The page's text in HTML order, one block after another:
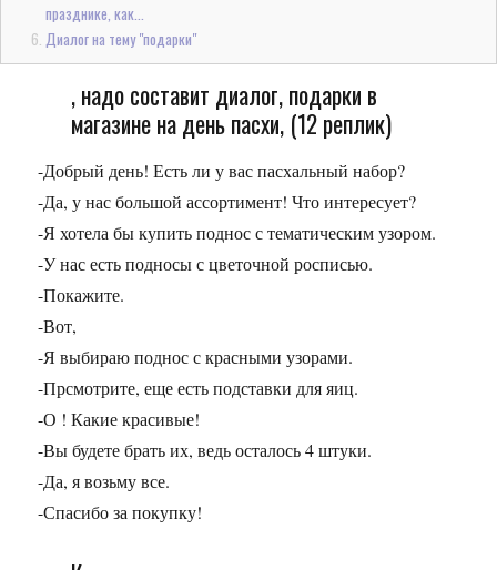
празднике, как...
Диалог на тему "подарки"
, надо составит диалог, подарки в
магазине на день пасхи, (12 реплик)
-Добрый день! Есть ли у вас пасхальный набор?
-Да, у нас большой ассортимент! Что интересует?
-Я хотела бы купить поднос с тематическим узором.
-У нас есть подносы с цветочной росписью.
-Покажите.
-Вот,
-Я выбираю поднос с красными узорами.
-Прсмотрите, еще есть подставки для яиц.
-О ! Какие красивые!
-Вы будете брать их, ведь осталось 4 штуки.
-Да, я возьму все.
-Спасибо за покупку!